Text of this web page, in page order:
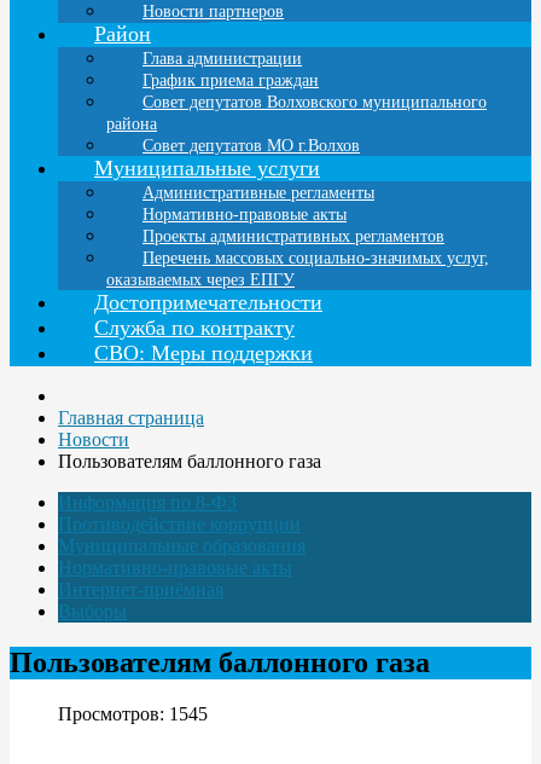
Новости партнеров
Район
Глава администрации
График приема граждан
Совет депутатов Волховского муниципального
района
Совет депутатов МО г.Волхов
Муниципальные услуги
Административные регламенты
Нормативно-правовые акты
Проекты административных регламентов
Перечень массовых социально-значимых услуг,
оказываемых через ЕПГУ
Достопримечательности
Служба по контракту
СВО: Меры поддержки
Главная страница
Новости
Пользователям баллонного газа
Информация по 8-ФЗ
Противодействие коррупции
Муниципальные образования
Нормативно-правовые акты
Интернет-приёмная
Выборы
Пользователям баллонного газа
Просмотров: 1545